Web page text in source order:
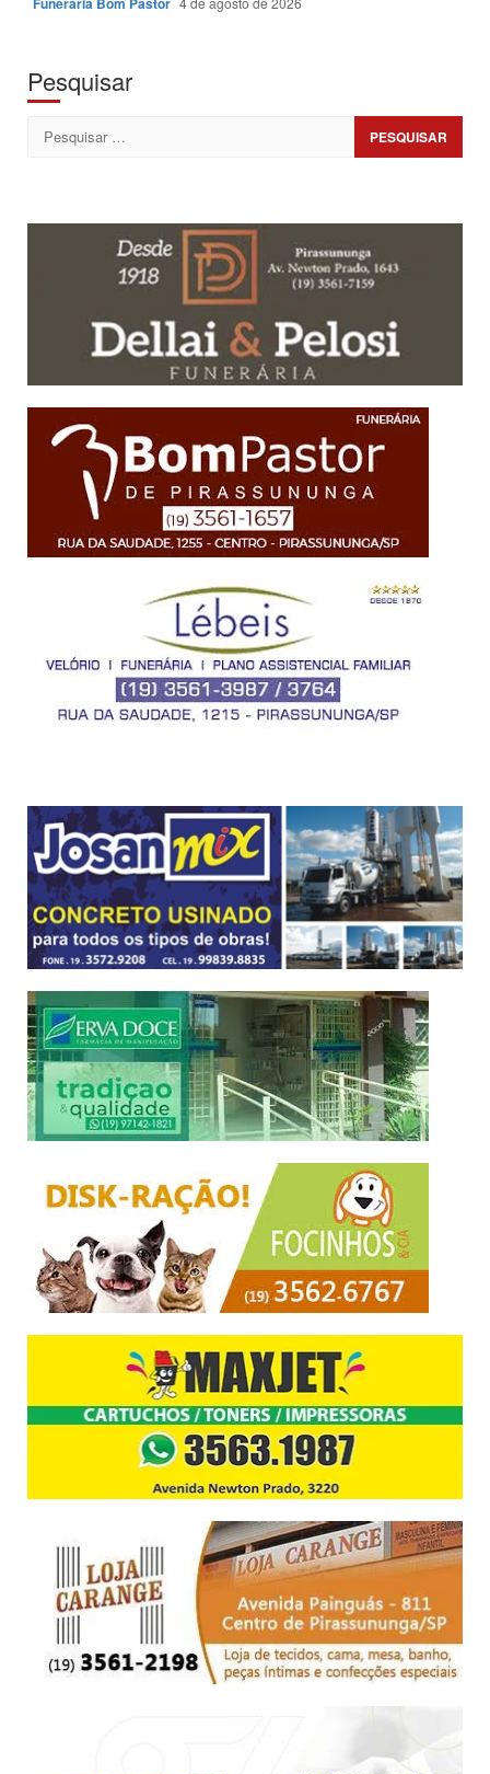
Pesquisar
Pesquisar